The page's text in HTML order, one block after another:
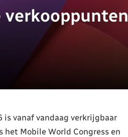
verkooppunten
is vanaf vandaag verkrijgbaar
Mobile World Congress en